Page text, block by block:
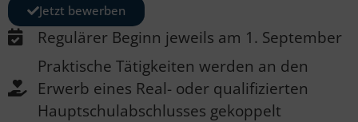
Jetzt bewerben
Regulärer Beginn jeweils am 1. September
Praktische Tätigkeiten werden an den
Erwerb eines Real- oder qualifizierten
Hauptschulabschlusses gekoppelt